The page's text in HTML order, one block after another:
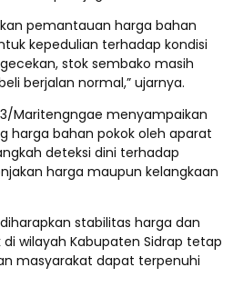
pemantauan harga bahan
kepedulian terhadap kondisi
stok sembako masih
berjalan normal,” ujarnya.
Maritengngae menyampaikan
harga bahan pokok oleh aparat
deteksi dini terhadap
harga maupun kelangkaan
stabilitas harga dan
wilayah Kabupaten Sidrap tetap
masyarakat dapat terpenuhi